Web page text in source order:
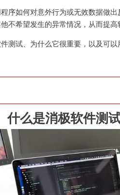
序如何对意外行为或无效数据做
不希望发生的异常情况，从而提
测试、为什么它很重要，以及可
什么是消极软件测